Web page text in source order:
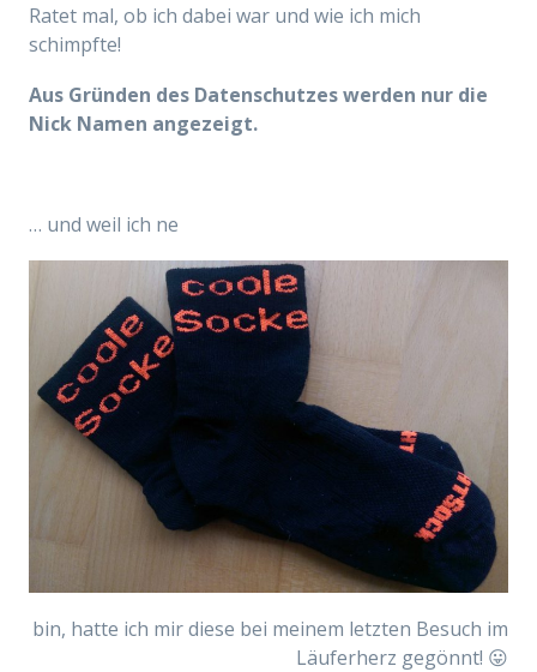
Ratet mal, ob ich dabei war und wie ich mich
schimpfte!
Aus Gründen des Datenschutzes werden nur die
Nick Namen angezeigt.
… und weil ich ne
bin, hatte ich mir diese bei meinem letzten Besuch im
Läuferherz gegönnt! 😛